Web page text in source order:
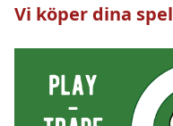
Vi köper dina spel